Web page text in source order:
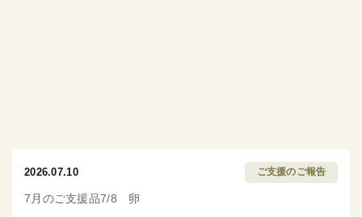
2026.07.10 ご支援のご報告
7月のご支援品7/8 卵